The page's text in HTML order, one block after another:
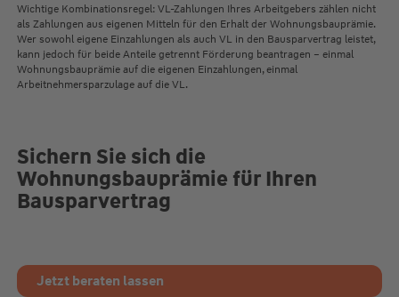
Wichtige Kombinationsregel: VL-Zahlungen Ihres Arbeitgebers zählen nicht
als Zahlungen aus eigenen Mitteln für den Erhalt der Wohnungsbauprämie.
Wer sowohl eigene Einzahlungen als auch VL in den Bausparvertrag leistet,
kann jedoch für beide Anteile getrennt Förderung beantragen – einmal
Wohnungsbauprämie auf die eigenen Einzahlungen, einmal
Arbeitnehmersparzulage auf die VL.
Sichern Sie sich die
Wohnungsbauprämie für Ihren
Bausparvertrag
Jetzt beraten lassen